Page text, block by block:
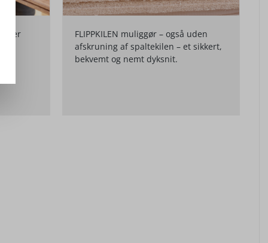
eller
FLIPPKILEN muliggør – også uden
afskruning af spaltekilen – et sikkert,
bekvemt og nemt dyksnit.